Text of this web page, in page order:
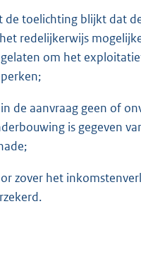
de toelichting blijkt dat
redelijkerwijs
om het
in de aanvraag geen of
is gegeven
zover het